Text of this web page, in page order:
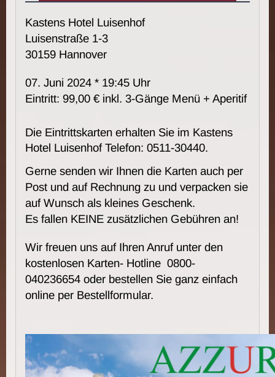
Kastens Hotel Luisenhof
Luisenstraße 1-3
30159 Hannover
07. Juni 2024 * 19:45 Uhr
Eintritt: 99,00 € inkl. 3-Gänge Menü + Aperitif
Die Eintrittskarten erhalten Sie im Kastens
Hotel Luisenhof Telefon: 0511-30440.
Gerne senden wir Ihnen die Karten auch per
Post und auf Rechnung zu und verpacken sie
auf Wunsch als kleines Geschenk.
Es fallen KEINE zusätzlichen Gebühren an!
Wir freuen uns auf Ihren Anruf unter den
kostenlosen Karten- Hotline 0800-
040236654 oder bestellen Sie ganz einfach
online per Bestellformular.